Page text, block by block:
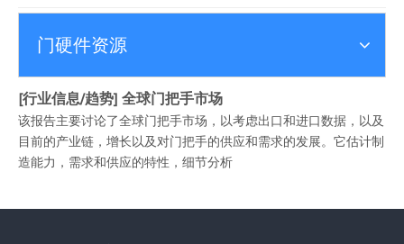
门硬件资源
[行业信息/趋势] 全球门把手市场
该报告主要讨论了全球门把手市场，以考虑出口和进口数据，以及
目前的产业链，增长以及对门把手的供应和需求的发展。它估计制
造能力，需求和供应的特性，细节分析